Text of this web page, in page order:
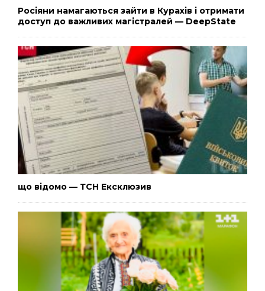
Росіяни намагаються зайти в Курахів і отримати
доступ до важливих магістралей — DeepState
що відомо — ТСН Ексклюзив